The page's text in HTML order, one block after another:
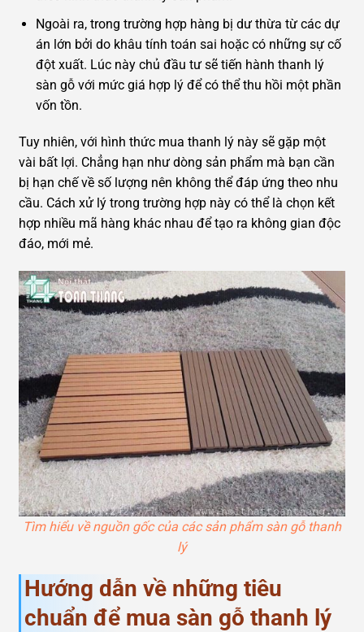
Ngoài ra, trong trường hợp hàng bị dư thừa từ các dự
án lớn bởi do khâu tính toán sai hoặc có những sự cố
đột xuất. Lúc này chủ đầu tư sẽ tiến hành thanh lý
sàn gỗ với mức giá hợp lý để có thể thu hồi một phần
vốn tồn.
Tuy nhiên, với hình thức mua thanh lý này sẽ gặp một
vài bất lợi. Chẳng hạn như dòng sản phẩm mà bạn cần
bị hạn chế về số lượng nên không thể đáp ứng theo nhu
cầu. Cách xử lý trong trường hợp này có thể là chọn kết
hợp nhiều mã hàng khác nhau để tạo ra không gian độc
đáo, mới mẻ.
Tìm hiểu về nguồn gốc của các sản phẩm sàn gỗ thanh
lý
Hướng dẫn về những tiêu
chuẩn để mua sàn gỗ thanh lý